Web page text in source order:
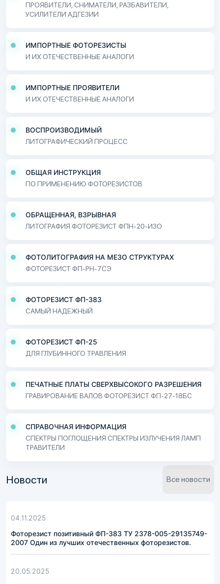
ПРОЯВИТЕЛИ, СНИМАТЕЛИ, РАЗБАВИТЕЛИ,
УСИЛИТЕЛИ АДГЕЗИИ
ИМПОРТНЫЕ ФОТОРЕЗИСТЫ
И ИХ ОТЕЧЕСТВЕННЫЕ АНАЛОГИ
ИМПОРТНЫЕ ПРОЯВИТЕЛИ
И ИХ ОТЕЧЕСТВЕННЫЕ АНАЛОГИ
ВОСПРОИЗВОДИМЫЙ
ЛИТОГРАФИЧЕСКИЙ ПРОЦЕСС
ОБЩАЯ ИНСТРУКЦИЯ
ПО ПРИМЕНЕНИЮ ФОТОРЕЗИСТОВ
ОБРАЩЕННАЯ, ВЗРЫВНАЯ
ЛИТОГРАФИЯ ФОТОРЕЗИСТ ФПН-20-ИЗО
ФОТОЛИТОГРАФИЯ НА МЕЗО СТРУКТУРАХ
ФОТОРЕЗИСТ ФП-РН-7СЭ
ФОТОРЕЗИСТ ФП-383
САМЫЙ НАДЕЖНЫЙ
ФОТОРЕЗИСТ ФП-25
ДЛЯ ГЛУБИННОГО ТРАВЛЕНИЯ
ПЕЧАТНЫЕ ПЛАТЫ СВЕРХВЫСОКОГО РАЗРЕШЕНИЯ
ГРАВИРОВАНИЕ ВАЛОВ ФОТОРЕЗИСТ ФП-27-18БС
СПРАВОЧНАЯ ИНФОРМАЦИЯ
СПЕКТРЫ ПОГЛОЩЕНИЯ СПЕКТРЫ ИЗЛУЧЕНИЯ ЛАМП
ТРАВИТЕЛИ
Новости Все новости
04.11.2025
Фоторезист позитивный ФП-383 ТУ 2378-005-29135749-
2007 Один из лучших отечественных фоторезистов.
20.05.2025